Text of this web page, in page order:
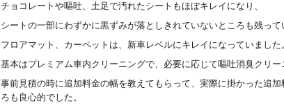
チョコレートや嘔吐、土足で汚れたシートもほぼキレイになり、
シートの一部にわずかに黒ずみが落としきれていないところも残って
フロアマット、カーペットは、新車レベルにキレイになっていました
基本はプレミアム車内クリーニングで、必要に応じて嘔吐消臭クリー
事前見積の時に追加料金の幅を教えてもらって、実際に掛かった追
ろも良心的でした。